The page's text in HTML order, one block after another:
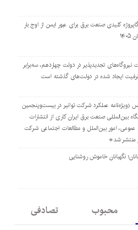
مگاپروژه‌ کلیدی صنعت برق برای عبور ایمن از اوج بار
نیروگاه‌های تجدیدپذیر در دولت چهاردهم، سه‌برابر
ایجاد شده در دولت‌های گذشته است
(ویژه‌نامه عملکرد شرکت توانیر در بیست‌وپنجمین
بین‌المللی صنعت برق ایران کاری از انتشارات
عمومی، امور بین‌الملل و مطالعات اجتماعی شرکت
منتشر شد*
نگهبانان خاموش روشنایی
محبوب تصادفی